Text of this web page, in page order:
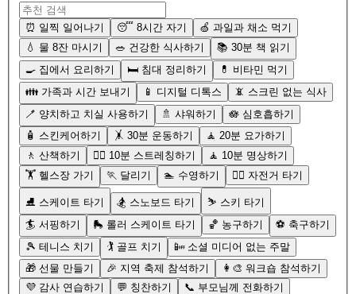
⏰ 일찍 일어나기 😴 8시간 자기
🍏 과일과 채소 먹기
💧 물 8잔 마시기
🥗 건강한 식사하기
📚 30분 책 읽기
🍳 집에서 요리하기
🛏️ 침대 정리하기
💊 비타민 먹기
👪 가족과 시간 보내기
📱 디지털 디톡스
📵 스크린 없는 식사
🪥 양치하고 치실 사용하기
🚿 샤워하기
🪷 심호흡하기
🧴 스킨케어하기
🤸 30분 운동하기
🧘 20분 요가하기
🚶 산책하기
🤸‍♀️ 10분 스트레칭하기
🧘 10분 명상하기
🏋️ 헬스장 가기
🏃 달리기 🏊 수영하기 🚴‍♂️ 자전거 타기
⛸️ 스케이트 타기 🏂 스노보드 타기
⛷️ 스키 타기
🏄 서핑하기
🛼 롤러 스케이트 타기 🏀 농구하기
⚽ 축구하기
🎾 테니스 치기
🏌️ 골프 치기
📴 소셜 미디어 없는 주말
🎁 선물 만들기
🎉 지역 축제 참석하기
👩‍🎨 워크숍 참석하기
💜 감사 연습하기
💬 칭찬하기
📞 부모님께 전화하기